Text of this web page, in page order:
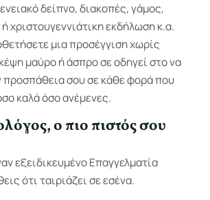
δείπνο, διακοπές, γάμος,
χριστουγεννιάτικη εκδήλωση κ.α.
μια προσέγγιση χωρίς
μαύρο ή άσπρο σε οδηγεί στο να
προσπάθεια σου σε κάθε φορά που
καλά όσο ανέμενες.
ο πιο πιστός σου
εξειδικευμένο Επαγγελματία
ότι ταιριάζει σε εσένα.